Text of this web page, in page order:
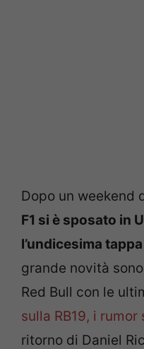
Dopo un weekend
F1 si è sposato in
l’undicesima
grande novità
Red Bull con le
sulla RB19, i
ritorno di Daniel